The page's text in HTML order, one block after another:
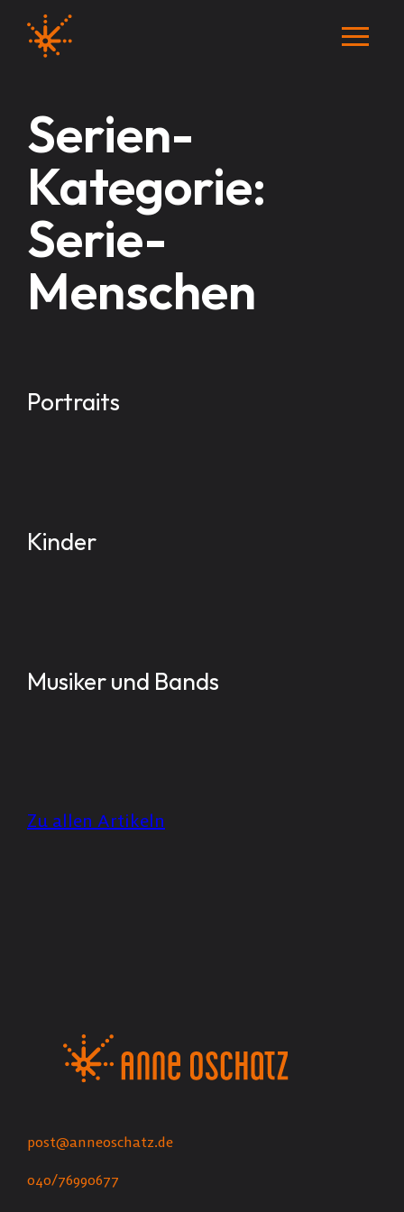
Serien-
Kategorie:
Serie-
Menschen
Portraits
Kinder
Musiker und Bands
Zu allen Artikeln
post@anneoschatz.de
040/76990677